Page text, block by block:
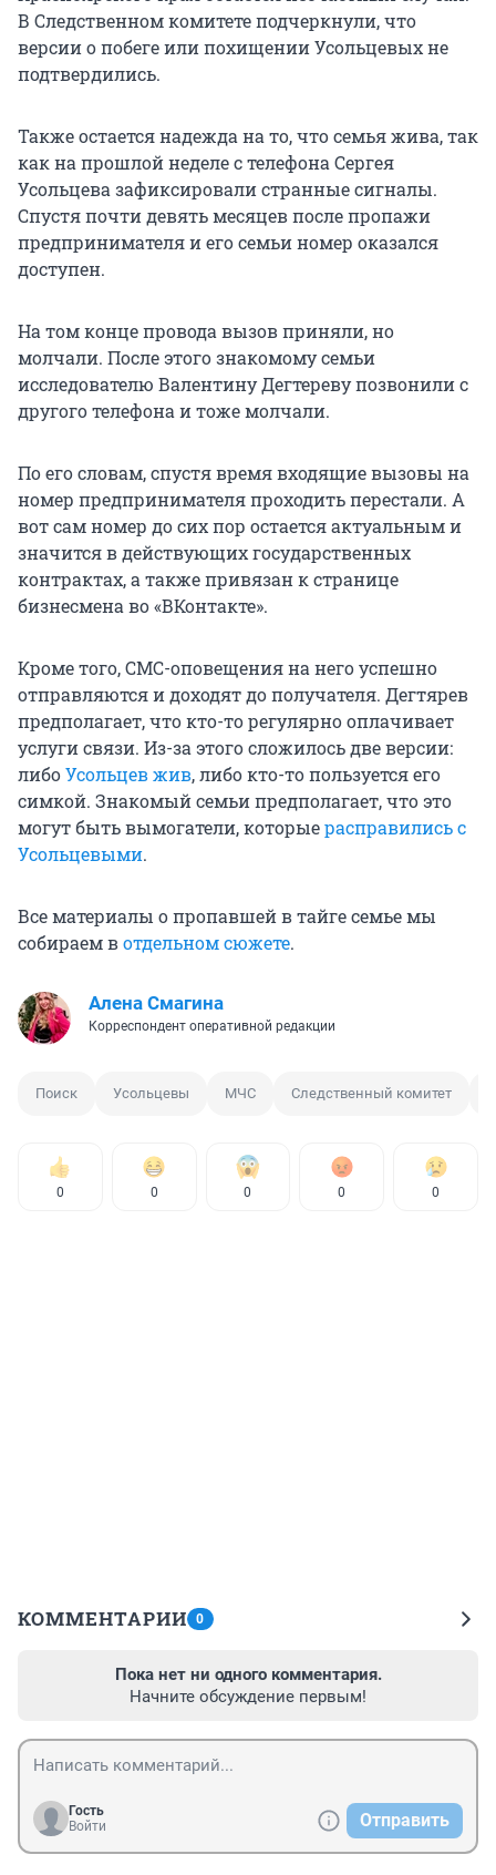
В Следственном комитете подчеркнули, что
версии о побеге или похищении Усольцевых не
подтвердились.
Также остается надежда на то, что семья жива, так
как на прошлой неделе с телефона Сергея
Усольцева зафиксировали странные сигналы.
Спустя почти девять месяцев после пропажи
предпринимателя и его семьи номер оказался
доступен.
На том конце провода вызов приняли, но
молчали. После этого знакомому семьи
исследователю Валентину Дегтереву позвонили с
другого телефона и тоже молчали.
По его словам, спустя время входящие вызовы на
номер предпринимателя проходить перестали. А
вот сам номер до сих пор остается актуальным и
значится в действующих государственных
контрактах, а также привязан к странице
бизнесмена во «ВКонтакте».
Кроме того, СМС-оповещения на него успешно
отправляются и доходят до получателя. Дегтярев
предполагает, что кто-то регулярно оплачивает
услуги связи. Из-за этого сложилось две версии:
либоУсольцев жив, либо кто-то пользуется его
симкой. Знакомый семьи предполагает, что это
могут быть вымогатели, которыерасправились с
Усольцевыми.
Все материалы о пропавшей в тайге семье мы
собираем вотдельном сюжете.
Алена Смагина
Корреспондент оперативной редакции
Поиск Усольцевы МЧС Следственный комитет
0 0 0 0 0
КОММЕНТАРИИ 0
Пока нет ни одного комментария.
Начните обсуждение первым!
Гость
Войти
Отправить